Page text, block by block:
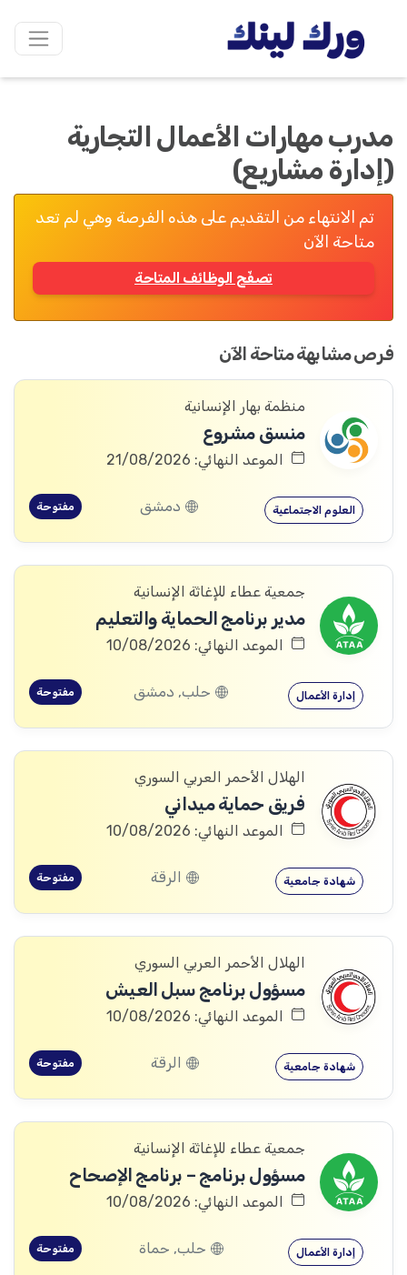
مدرب مهارات الأعمال التجارية
(إدارة مشاريع)
تم الانتهاء من التقديم على هذه الفرصة وهي لم تعد
متاحة الآن
تصفّح الوظائف المتاحة
فرص مشابهة متاحة الآن
منظمة بهار الإنسانية
منسق مشروع
الموعد النهائي: 21/08/2026
العلوم الاجتماعية دمشق مفتوحة
جمعية عطاء للإغاثة الإنسانية
مدير برنامج الحماية والتعليم
الموعد النهائي: 10/08/2026
إدارة الأعمال حلب, دمشق مفتوحة
الهلال الأحمر العربي السوري
فريق حماية ميداني
الموعد النهائي: 10/08/2026
شهادة جامعية الرقة مفتوحة
الهلال الأحمر العربي السوري
مسؤول برنامج سبل العيش
الموعد النهائي: 10/08/2026
شهادة جامعية الرقة مفتوحة
جمعية عطاء للإغاثة الإنسانية
مسؤول برنامج – برنامج الإصحاح
الموعد النهائي: 10/08/2026
إدارة الأعمال حلب, حماة مفتوحة